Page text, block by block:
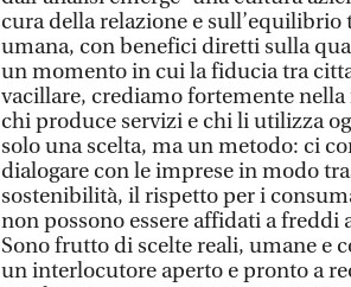
cura della relazione e
umana, con benefici diretti sulla
un momento in cui la fiducia tra
vacillare, crediamo fortemente
chi produce servizi e chi li utilizza
solo una scelta, ma un metodo: ci
dialogare con le imprese in modo
sostenibilità, il rispetto per i
non possono essere affidati a
Sono frutto di scelte reali, umane e
un interlocutore aperto e pronto a